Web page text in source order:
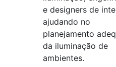
e designers de
ajudando no
planejamento
da iluminação de
ambientes.